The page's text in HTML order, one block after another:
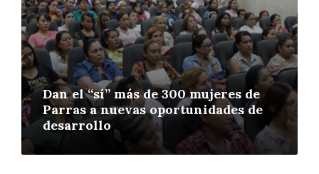
Dan el “sí” más de 300 mujeres de
Parras a nuevas oportunidades de
desarrollo